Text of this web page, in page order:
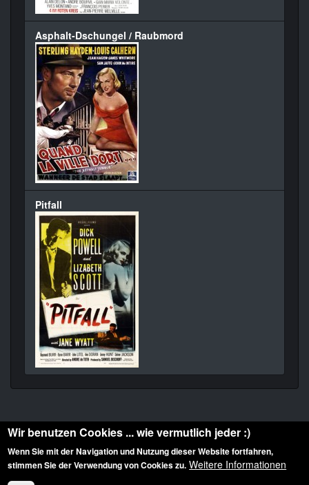
Asphalt-Dschungel / Raubmord
Pitfall
Diese Website ist urheberrechtlich geschützt: © 2010-2026 der Film Noir de. Alle
Rechte vorbehalten.
Wir benutzen Cookies ... wie vermutlich jeder :)
Wenn Sie mit der Navigation und Nutzung dieser Website fortfahren,
stimmen Sie der Verwendung von Cookies zu. Weitere Informationen